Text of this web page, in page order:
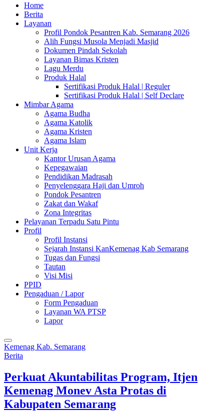
Home
Berita
Layanan
Profil Pondok Pesantren Kab. Semarang 2026
Alih Fungsi Musola Menjadi Masjid
Dokumen Pindah Sekolah
Layanan Bimas Kristen
Lagu Merdu
Produk Halal
Sertifikasi Produk Halal | Reguler
Sertifikasi Produk Halal | Self Declare
Mimbar Agama
Agama Budha
Agama Katolik
Agama Kristen
Agama Islam
Unit Kerja
Kantor Urusan Agama
Kepegawaian
Pendidikan Madrasah
Penyelenggara Haji dan Umroh
Pondok Pesantren
Zakat dan Wakaf
Zona Integritas
Pelayanan Terpadu Satu Pintu
Profil
Profil Instansi
Sejarah Instansi KanKemenag Kab Semarang
Tugas dan Fungsi
Tautan
Visi Misi
PPID
Pengaduan / Lapor
Form Pengaduan
Layanan WA PTSP
Lapor
Kemenag Kab. Semarang
Berita
Perkuat Akuntabilitas Program, Itjen
Kemenag Monev Asta Protas di
Kabupaten Semarang